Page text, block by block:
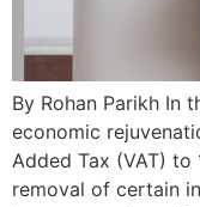
By Rohan Parikh In
economic
Added Tax (VAT)
removal of certain